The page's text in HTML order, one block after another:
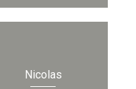
Nicolas